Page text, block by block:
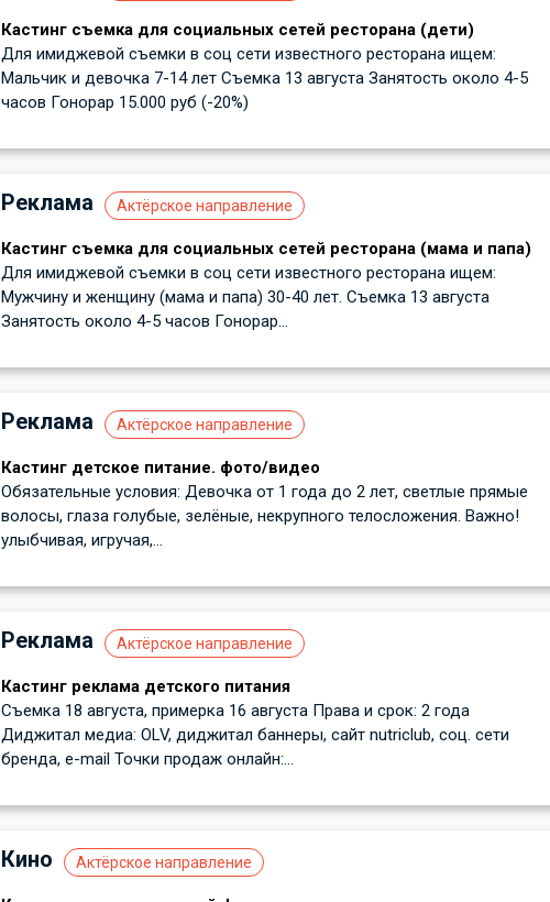
Кастинг съемка для социальных сетей ресторана (дети)
Для имиджевой съемки в соц сети известного ресторана ищем:
Мальчик и девочка 7-14 лет Съемка 13 августа Занятость около 4-5
часов Гонорар 15.000 руб (-20%)
Реклама Актёрское направление
Кастинг съемка для социальных сетей ресторана (мама и папа)
Для имиджевой съемки в соц сети известного ресторана ищем:
Мужчину и женщину (мама и папа) 30-40 лет. Съемка 13 августа
Занятость около 4-5 часов Гонорар...
Реклама Актёрское направление
Кастинг детское питание. фото/видео
Обязательные условия: Девочка от 1 года до 2 лет, светлые прямые
волосы, глаза голубые, зелёные, некрупного телосложения. Важно!
улыбчивая, игручая,...
Реклама Актёрское направление
Кастинг реклама детского питания
Съемка 18 августа, примерка 16 августа Права и срок: 2 года
Диджитал медиа: OLV, диджитал баннеры, сайт nutriclub, соц. сети
бренда, e-mail Точки продаж онлайн:...
Кино Актёрское направление